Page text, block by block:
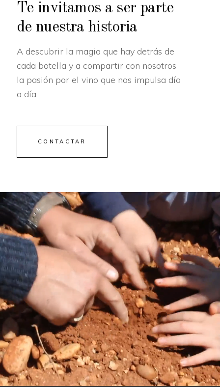
Te invitamos a ser parte
de nuestra historia
A descubrir la magia que hay detrás de
cada botella y a compartir con nosotros
la pasión por el vino que nos impulsa día
a día.
CONTACTAR